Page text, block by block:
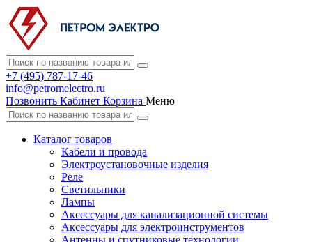
+7 (495) 787-17-46
info@petromelectro.ru
Позвонить Кабинет Корзина Меню
Каталог товаров
Кабели и провода
Электроустановочные изделия
Реле
Светильники
Лампы
Аксессуары для канализационной системы
Аксессуары для электроинструментов
Антенны и спутниковые технологии